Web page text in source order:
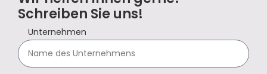
Schreiben Sie uns!
Unternehmen